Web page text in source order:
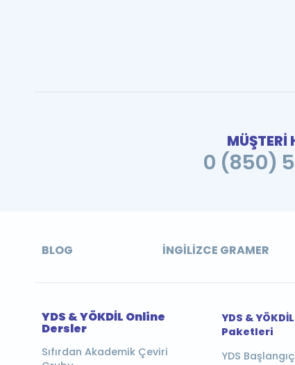
MÜŞTERİ
0 (850)
BLOG İNGILIZCE GRAMER
YDS & YÖKDİL Online
Dersler
Sıfırdan Akademik Çeviri
YDS &
Paketleri
YDS Başlangıç